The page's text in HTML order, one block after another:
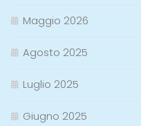
Maggio 2026
Agosto 2025
Luglio 2025
Giugno 2025